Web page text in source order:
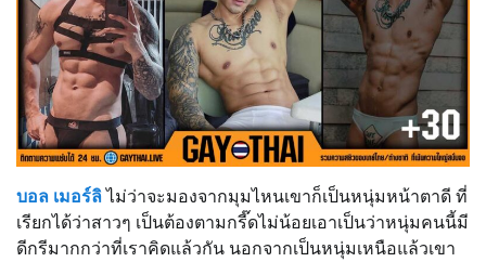
บอล เมอร์ลิไม่ว่าจะมองจากมุมไหนเขาก็เป็นหนุ่มหน้าตาดี ที่
เรียกได้ว่าสาวๆ เป็นต้องตามกรี๊ดไม่น้อยเอาเป็นว่าหนุ่มคนนี้มี
ดีกรีมากกว่าที่เราคิดแล้วกัน นอกจากเป็นหนุ่มเหนือแล้วเขา